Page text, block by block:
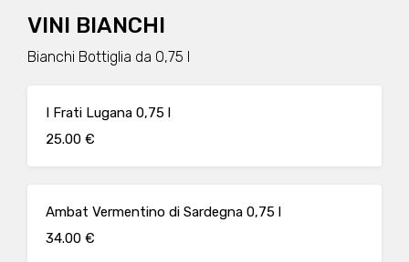
VINI BIANCHI
Bianchi Bottiglia da 0,75 l
I Frati Lugana 0,75 l
25.00 €
Ambat Vermentino di Sardegna 0,75 l
34.00 €